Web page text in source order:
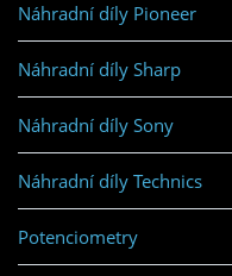
Náhradní díly Pioneer
Náhradní díly Sharp
Náhradní díly Sony
Náhradní díly Technics
Potenciometry